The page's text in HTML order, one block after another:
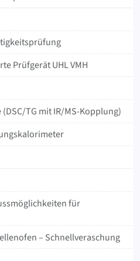
Prüfgerät UHL VMH
TG mit IR/MS-Kopplung)
für
– Schnellveraschung